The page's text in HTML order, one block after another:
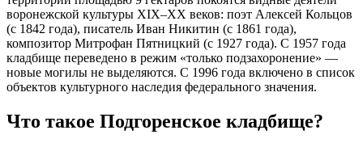
воронежской культуры XIX–XX веков: поэт Алексей Кольцов
(с 1842 года), писатель Иван Никитин (с 1861 года),
композитор Митрофан Пятницкий (с 1927 года). С 1957 года
кладбище переведено в режим «только подзахоронение» —
новые могилы не выделяются. С 1996 года включено в список
объектов культурного наследия федерального значения.
Что такое Подгоренское кладбище?